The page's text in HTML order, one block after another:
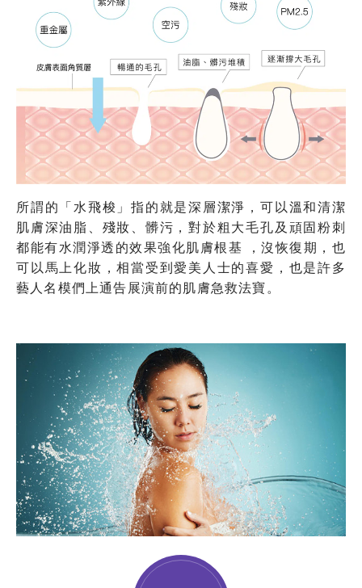
所謂的「水飛梭」指的就是深層潔淨，可以溫和清潔
肌膚深油脂、殘妝、髒污，對於粗大毛孔及頑固粉刺
都能有水潤淨透的效果強化肌膚根基 ，沒恢復期，也
可以馬上化妝，相當受到愛美人士的喜愛，也是許多
藝人名模們上通告展演前的肌膚急救法寶。